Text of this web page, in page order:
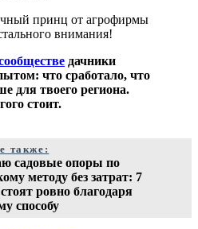
принц от агрофирмы
внимания!
дачники
что сработало, что
для твоего региона.
стоит.
также:
садовые опоры по
методу без затрат: 7
ровно благодаря
способу